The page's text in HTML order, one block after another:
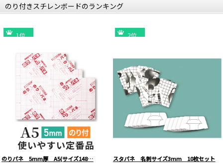
のり付きスチレンボードのランキング
1位
のりパネ 5mm厚 A5(サイズ148…
2位
スタパネ 名刺サイズ3mm 10枚セット